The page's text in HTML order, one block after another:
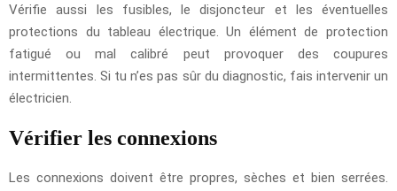
Vérifie aussi les fusibles, le disjoncteur et les éventuelles
protections du tableau électrique. Un élément de protection
fatigué ou mal calibré peut provoquer des coupures
intermittentes. Si tu n’es pas sûr du diagnostic, fais intervenir un
électricien.
Vérifier les connexions
Les connexions doivent être propres, sèches et bien serrées.